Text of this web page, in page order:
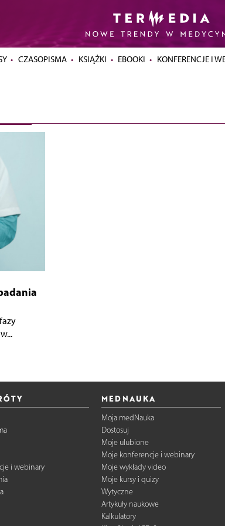
CZASOPISMA KSIĄŻKI EBOOKI KONFERENCJE I
i webinary
MEDNAUKA
Moja medNauka
Dostosuj
Moje ulubione
Moje konferencje i webinary
Moje wykłady video
Moje kursy i quizy
Wytyczne
Artykuły naukowe
Kalkulatory